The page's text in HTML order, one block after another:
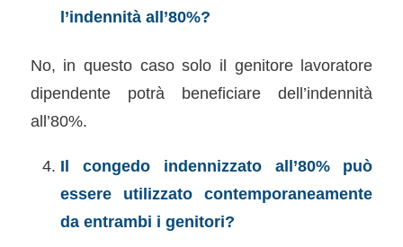
l’indennità all’80%?
No, in questo caso solo il genitore lavoratore
dipendente potrà beneficiare dell’indennità
all’80%.
Il congedo indennizzato all’80% può
essere utilizzato contemporaneamente
da entrambi i genitori?